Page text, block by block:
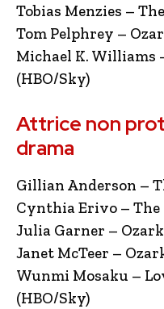
Tobias Menzies –
Tom Pelphrey –
Michael K.
(HBO/Sky)
Attrice non
drama
Gillian Anderson –
Cynthia Erivo – The
Julia Garner –
Janet McTeer –
Wunmi Mosaku –
(HBO/Sky)